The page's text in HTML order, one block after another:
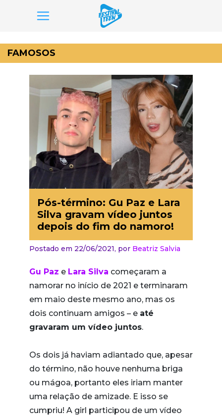
para
o
conteúdo
FAMOSOS
Pós-término: Gu Paz e Lara
Silva gravam vídeo juntos
depois do fim do namoro!
Postado em 22/06/2021, por Beatriz Salvia
Gu Paz e Lara Silva começaram a
namorar no início de 2021 e terminaram
em maio deste mesmo ano, mas os
dois continuam amigos – e até
gravaram um vídeo juntos.
Os dois já haviam adiantado que, apesar
do término, não houve nenhuma briga
ou mágoa, portanto eles iriam manter
uma relação de amizade. E isso se
cumpriu! A girl participou de um vídeo